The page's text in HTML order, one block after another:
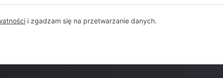
i zgadzam się na przetwarzanie danych.